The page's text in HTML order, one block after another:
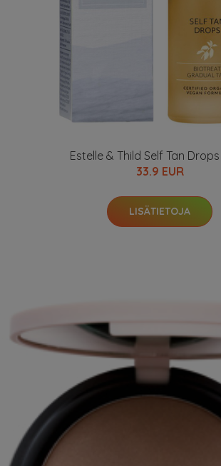
Estelle & Thild Self Tan Drops
33.9 EUR
LISÄTIETOJA